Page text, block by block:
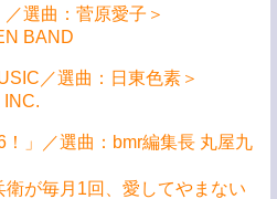
選曲：菅原愛子＞
BAND
／選曲：日東色素＞
INC.
！」／選曲：bmr編集長 丸屋九
が毎月1回、愛してやまない